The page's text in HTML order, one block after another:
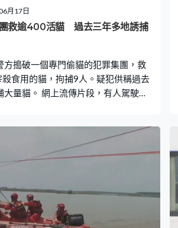
月17日
救逾400活貓 過去三年多地誘捕
方搗破一個專門偷貓的犯罪集團，救
食用的貓，拘捕9人。疑犯供稱過去
量貓。 網上流傳片段，有人駕駛電
地方，查獲400多隻活貓和80隻用冰
9人。 疑犯供稱過去三年，在越南南
量貓運到收容所，每隔兩、三天再轉
失寵物的人盡快聯絡警方。動物權
扣押的260多隻貓提供貓糧和風扇，
人團聚，但約100隻獲救後不幸死
500萬隻狗及100萬隻貓被捕捉、盜